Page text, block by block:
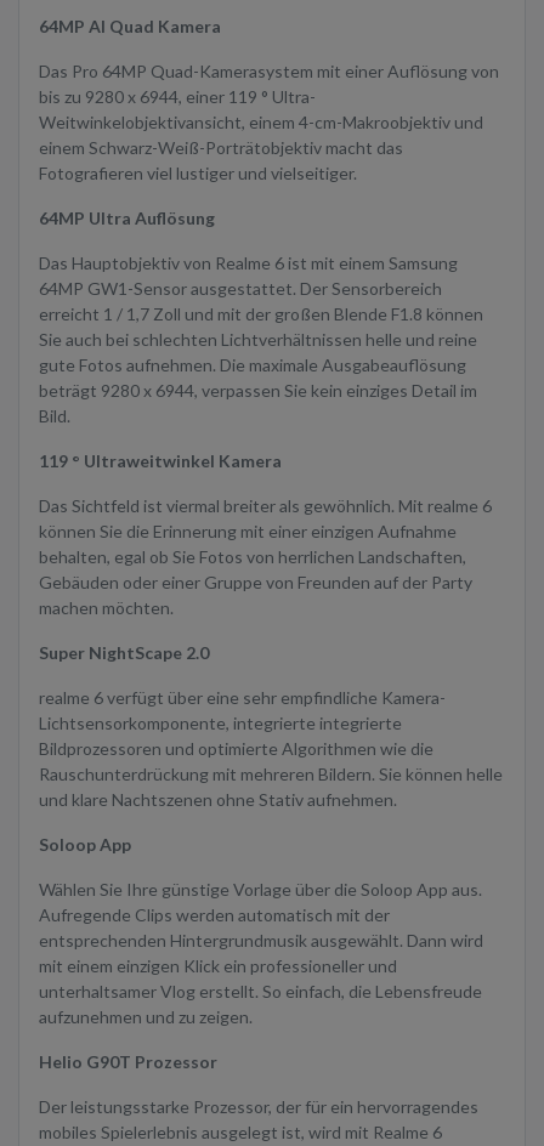
64MP AI Quad Kamera
Das Pro 64MP Quad-Kamerasystem mit einer Auflösung von
bis zu 9280 x 6944, einer 119 ° Ultra-
Weitwinkelobjektivansicht, einem 4-cm-Makroobjektiv und
einem Schwarz-Weiß-Porträtobjektiv macht das
Fotografieren viel lustiger und vielseitiger.
64MP Ultra Auflösung
Das Hauptobjektiv von Realme 6 ist mit einem Samsung
64MP GW1-Sensor ausgestattet. Der Sensorbereich
erreicht 1 / 1,7 Zoll und mit der großen Blende F1.8 können
Sie auch bei schlechten Lichtverhältnissen helle und reine
gute Fotos aufnehmen. Die maximale Ausgabeauflösung
beträgt 9280 x 6944, verpassen Sie kein einziges Detail im
Bild.
119 ° Ultraweitwinkel Kamera
Das Sichtfeld ist viermal breiter als gewöhnlich. Mit realme 6
können Sie die Erinnerung mit einer einzigen Aufnahme
behalten, egal ob Sie Fotos von herrlichen Landschaften,
Gebäuden oder einer Gruppe von Freunden auf der Party
machen möchten.
Super NightScape 2.0
realme 6 verfügt über eine sehr empfindliche Kamera-
Lichtsensorkomponente, integrierte integrierte
Bildprozessoren und optimierte Algorithmen wie die
Rauschunterdrückung mit mehreren Bildern. Sie können helle
und klare Nachtszenen ohne Stativ aufnehmen.
Soloop App
Wählen Sie Ihre günstige Vorlage über die Soloop App aus.
Aufregende Clips werden automatisch mit der
entsprechenden Hintergrundmusik ausgewählt. Dann wird
mit einem einzigen Klick ein professioneller und
unterhaltsamer Vlog erstellt. So einfach, die Lebensfreude
aufzunehmen und zu zeigen.
Helio G90T Prozessor
Der leistungsstarke Prozessor, der für ein hervorragendes
mobiles Spielerlebnis ausgelegt ist, wird mit Realme 6